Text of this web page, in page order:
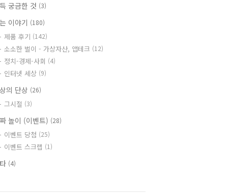
궁금한 것 (3)
이야기 (180)
제품 후기 (142)
소소한 벌이 - 가상자산, 앱테크 (12)
정치-경제-사회 (4)
인터넷 세상 (9)
의 단상 (26)
그시절 (3)
놀이 (이벤트) (28)
이벤트 당첨 (25)
이벤트 스크랩 (1)
(4)